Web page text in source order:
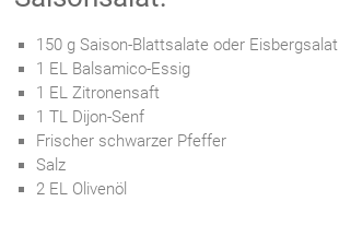
150 g Saison-Blattsalate oder Eisbergsalat
1 EL Balsamico-Essig
1 EL Zitronensaft
1 TL Dijon-Senf
Frischer schwarzer Pfeffer
Salz
2 EL Olivenöl